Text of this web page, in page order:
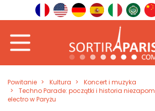
Powitanie Kultura
Koncert i muzyka
Techno Parade: początki i historia
electro w Paryżu